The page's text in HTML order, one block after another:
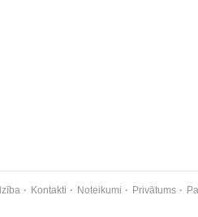
Kontakti Noteikumi Privātums